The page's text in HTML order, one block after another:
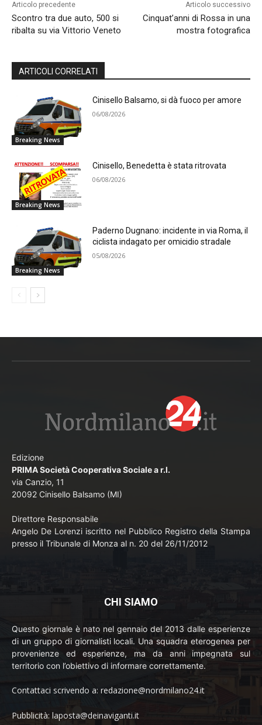
Articolo precedente
Scontro tra due auto, 500 si
ribalta su via Vittorio Veneto
Articolo successivo
Cinquat’anni di Rossa in una
mostra fotografica
ARTICOLI CORRELATI
Breaking News
Cinisello Balsamo, si dà fuoco per amore
06/08/2026
Breaking News
Cinisello, Benedetta è stata ritrovata
06/08/2026
Breaking News
Paderno Dugnano: incidente in via Roma, il
ciclista indagato per omicidio stradale
05/08/2026
Edizione
PRIMA Società Cooperativa Sociale a r.l.
via Canzio, 11
20092 Cinisello Balsamo (MI)
Direttore Responsabile
Angelo De Lorenzi iscritto nel Pubblico Registro della Stampa
presso il Tribunale di Monza al n. 20 del 26/11/2012
CHI SIAMO
Questo giornale è nato nel gennaio del 2013 dalle esperienze
di un gruppo di giornalisti locali. Una squadra eterogenea per
provenienze ed esperienze, ma da anni impegnata sul
territorio con l’obiettivo di informare correttamente.
Contattaci scrivendo a: redazione@nordmilano24.it
Pubblicità: laposta@deinaviganti.it